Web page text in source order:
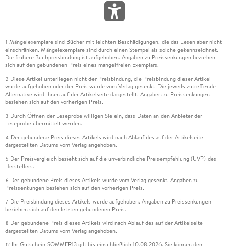
1 Mängelexemplare sind Bücher mit leichten Beschädigungen, die das Lesen aber nicht
einschränken. Mängelexemplare sind durch einen Stempel als solche gekennzeichnet.
Die frühere Buchpreisbindung ist aufgehoben. Angaben zu Preissenkungen beziehen
sich auf den gebundenen Preis eines mangelfreien Exemplars.
2 Diese Artikel unterliegen nicht der Preisbindung, die Preisbindung dieser Artikel
wurde aufgehoben oder der Preis wurde vom Verlag gesenkt. Die jeweils zutreffende
Alternative wird Ihnen auf der Artikelseite dargestellt. Angaben zu Preissenkungen
beziehen sich auf den vorherigen Preis.
3 Durch Öffnen der Leseprobe willigen Sie ein, dass Daten an den Anbieter der
Leseprobe übermittelt werden.
4 Der gebundene Preis dieses Artikels wird nach Ablauf des auf der Artikelseite
dargestellten Datums vom Verlag angehoben.
5 Der Preisvergleich bezieht sich auf die unverbindliche Preisempfehlung (UVP) des
Herstellers.
6 Der gebundene Preis dieses Artikels wurde vom Verlag gesenkt. Angaben zu
Preissenkungen beziehen sich auf den vorherigen Preis.
7 Die Preisbindung dieses Artikels wurde aufgehoben. Angaben zu Preissenkungen
beziehen sich auf den letzten gebundenen Preis.
8 Der gebundene Preis dieses Artikels wird nach Ablauf des auf der Artikelseite
dargestellten Datums vom Verlag angehoben.
12 Ihr Gutschein SOMMER13 gilt bis einschließlich 10.08.2026. Sie können den